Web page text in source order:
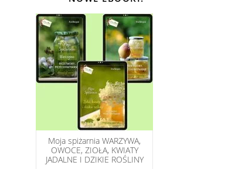
Moja spiżarnia WARZYWA,
OWOCE, ZIOŁA, KWIATY
JADALNE I DZIKIE ROŚLINY